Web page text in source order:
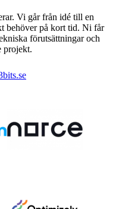
Vi går från idé till en
behöver på kort tid. Ni får
förutsättningar och
projekt.